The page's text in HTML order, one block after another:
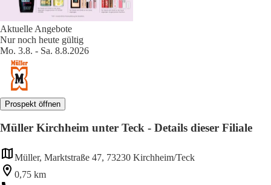
Aktuelle Angebote
Nur noch heute gültig
Mo. 3.8. - Sa. 8.8.2026
Prospekt öffnen
Müller Kirchheim unter Teck - Details dieser Filiale
Müller, Marktstraße 47, 73230 Kirchheim/Teck
0,75 km